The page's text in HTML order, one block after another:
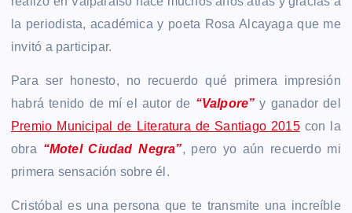
la periodista, académica y poeta Rosa Alcayaga que me
invitó a participar.
Para ser honesto, no recuerdo qué primera impresión
habrá tenido de mí el autor de “Valpore” y ganador del
Premio Municipal de Literatura de Santiago 2015con la
obra “Motel Ciudad Negra”, pero yo aún recuerdo mi
primera sensación sobre él.
Cristóbal es una persona que te transmite una increíble